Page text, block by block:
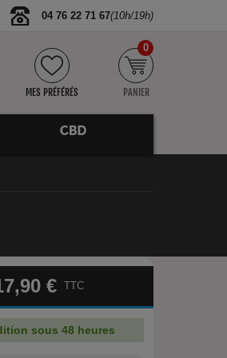
04 76 22 71 67(10h/19h)
MES PRÉFÉRÉS PANIER
0
CBD
€ TTC
sous 48 heures